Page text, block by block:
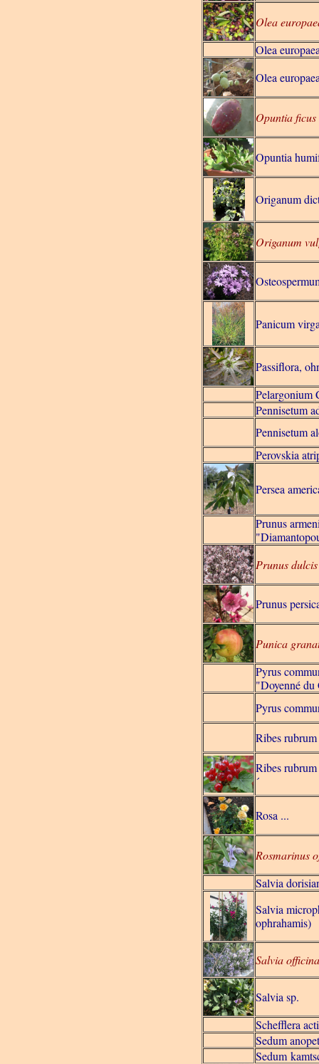
Olea
Olea
Olea
Opuntia
Opuntia
Origanum
Origanum
Panicum
Passiflora,
Pelargonium
Pennisetum
Pennisetum
Perovskia
Persea
Prunus
Prunus dulcis
Prunus
Punica
Pyrus
"Doyenné
Pyrus
Ribes
Ribes
´
Rosa ...
Rosmarinus
Salvia
Salvia
ophrahamis)
Salvia
Salvia sp.
Schefflera
Sedum
Sedum